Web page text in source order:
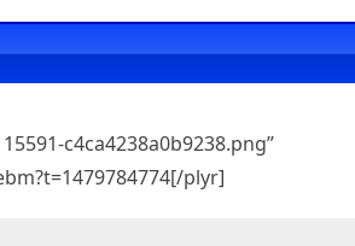
c4ca4238a0b9238.png”
plyr]